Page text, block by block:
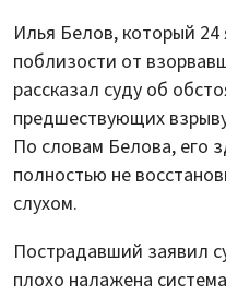
Илья Белов, который 24
поблизости от
рассказал суду об
предшествующих
По словам Белова, его
полностью не
слухом.
Пострадавший заявил
плохо налажена